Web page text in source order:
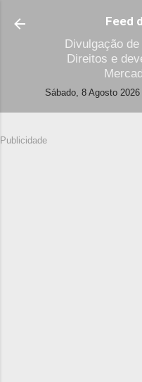
AvançarFeed
Divulgação
Direitos e
Sábado, 8 Agosto 2026
Publicidade